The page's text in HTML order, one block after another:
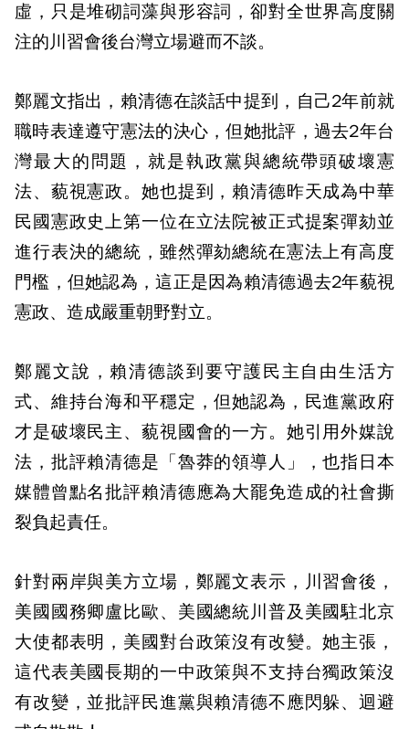
虛，只是堆砌詞藻與形容詞，卻對全世界高度關
注的川習會後台灣立場避而不談。
鄭麗文指出，賴清德在談話中提到，自己2年前就
職時表達遵守憲法的決心，但她批評，過去2年台
灣最大的問題，就是執政黨與總統帶頭破壞憲
法、藐視憲政。她也提到，賴清德昨天成為中華
民國憲政史上第一位在立法院被正式提案彈劾並
進行表決的總統，雖然彈劾總統在憲法上有高度
門檻，但她認為，這正是因為賴清德過去2年藐視
憲政、造成嚴重朝野對立。
鄭麗文說，賴清德談到要守護民主自由生活方
式、維持台海和平穩定，但她認為，民進黨政府
才是破壞民主、藐視國會的一方。她引用外媒說
法，批評賴清德是「魯莽的領導人」，也指日本
媒體曾點名批評賴清德應為大罷免造成的社會撕
裂負起責任。
針對兩岸與美方立場，鄭麗文表示，川習會後，
美國國務卿盧比歐、美國總統川普及美國駐北京
大使都表明，美國對台政策沒有改變。她主張，
這代表美國長期的一中政策與不支持台獨政策沒
有改變，並批評民進黨與賴清德不應閃躲、迴避